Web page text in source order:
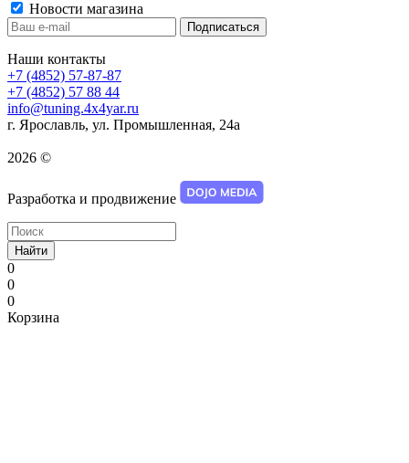
Новости магазина
Наши контакты
+7 (4852) 57-87-87
+7 (4852) 57 88 44
info@tuning.4x4yar.ru
г. Ярославль, ул. Промышленная, 24а
2026 ©
Разработка и продвижение
Найти
0
0
0
Корзина